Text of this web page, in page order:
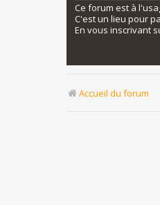
Ce forum est à
C'est un lieu pour
En vous inscrivant
Accueil du forum